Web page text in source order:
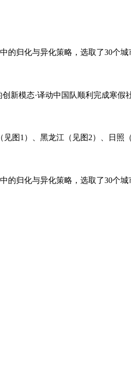
的归化与异化策略，选取了30个
新模态·译动中国队顺利完成寒假
图1）、黑龙江（见图2）、日照
的归化与异化策略，选取了30个